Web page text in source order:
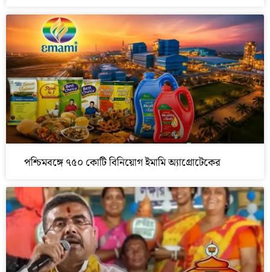
পশ্চিমবঙ্গে ৭৫০ কোটি বিনিয়োগ ইমামি অ্যাগ্রোটেকের